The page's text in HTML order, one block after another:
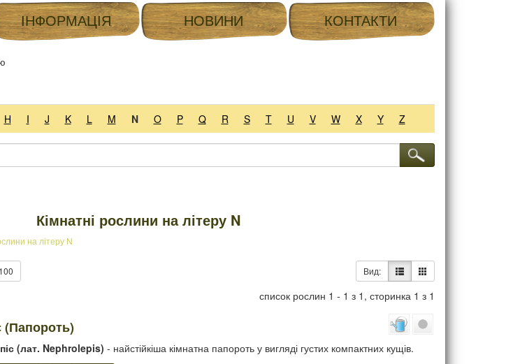
ІНФОРМАЦІЯ НОВИНИ КОНТАКТИ
H I J K L M N O P Q R S T U V W X Y Z
Кімнатні рослини на літеру N
на літеру N
100 Вид:
список рослин 1 - 1 з 1, сторинка 1 з 1
(Папороть)
(лат. Nephrolepis) - найстійкіша кімнатна папороть у вигляді густих компактних кущів.